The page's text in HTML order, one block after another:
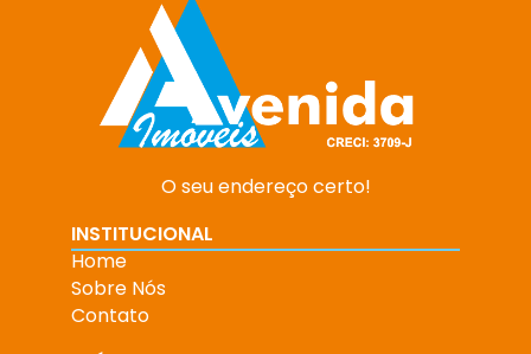
O seu endereço certo!
INSTITUCIONAL
Home
Sobre Nós
Contato